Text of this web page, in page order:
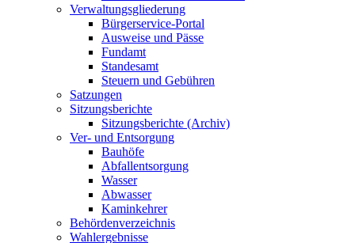
Verwaltungsgliederung
Bürgerservice-Portal
Ausweise und Pässe
Fundamt
Standesamt
Steuern und Gebühren
Satzungen
Sitzungsberichte
Sitzungsberichte (Archiv)
Ver- und Entsorgung
Bauhöfe
Abfallentsorgung
Wasser
Abwasser
Kaminkehrer
Behördenverzeichnis
Wahlergebnisse